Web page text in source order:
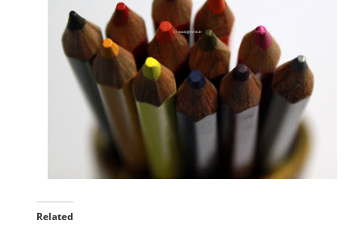
Related